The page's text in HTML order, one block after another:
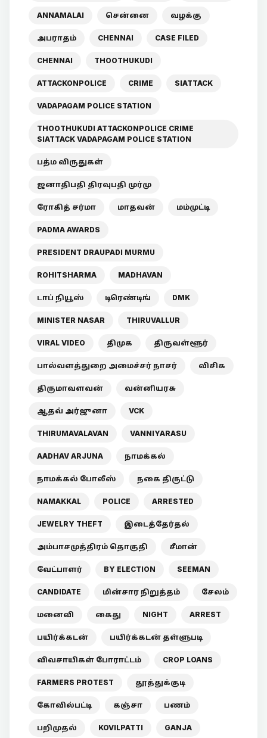
ANNAMALAI சென்னை வழக்கு
அபராதம் CHENNAI CASE FILED
CHENNAI THOOTHUKUDI
ATTACKONPOLICE CRIME SIATTACK
VADAPAGAM POLICE STATION
THOOTHUKUDI ATTACKONPOLICE CRIME
SIATTACK VADAPAGAM POLICE STATION
பத்ம விருதுகள்
ஜனாதிபதி திரவுபதி முர்மு
ரோகித் சர்மா மாதவன் மம்முட்டி
PADMA AWARDS
PRESIDENT DRAUPADI MURMU
ROHITSHARMA MADHAVAN
டாப் நியூஸ் டிரெண்டிங் DMK
MINISTER NASAR THIRUVALLUR
VIRAL VIDEO திமுக திருவள்ளூர்
பால்வளத்துறை அமைச்சர் நாசர் விசிக
திருமாவளவன் வன்னியரசு
ஆதவ் அர்ஜுனா VCK
THIRUMAVALAVAN VANNIYARASU
AADHAV ARJUNA நாமக்கல்
நாமக்கல் போலீஸ் நகை திருட்டு
NAMAKKAL POLICE ARRESTED
JEWELRY THEFT இடைத்தேர்தல்
அம்பாசமுத்திரம் தொகுதி சீமான்
வேட்பாளர் BY ELECTION SEEMAN
CANDIDATE மின்சார நிறுத்தம் சேலம்
மனைவி கைது NIGHT ARREST
பயிர்க்கடன் பயிர்க்கடன் தள்ளுபடி
விவசாயிகள் போராட்டம் CROP LOANS
FARMERS PROTEST தூத்துக்குடி
கோவில்பட்டி கஞ்சா பணம்
பறிமுதல் KOVILPATTI GANJA